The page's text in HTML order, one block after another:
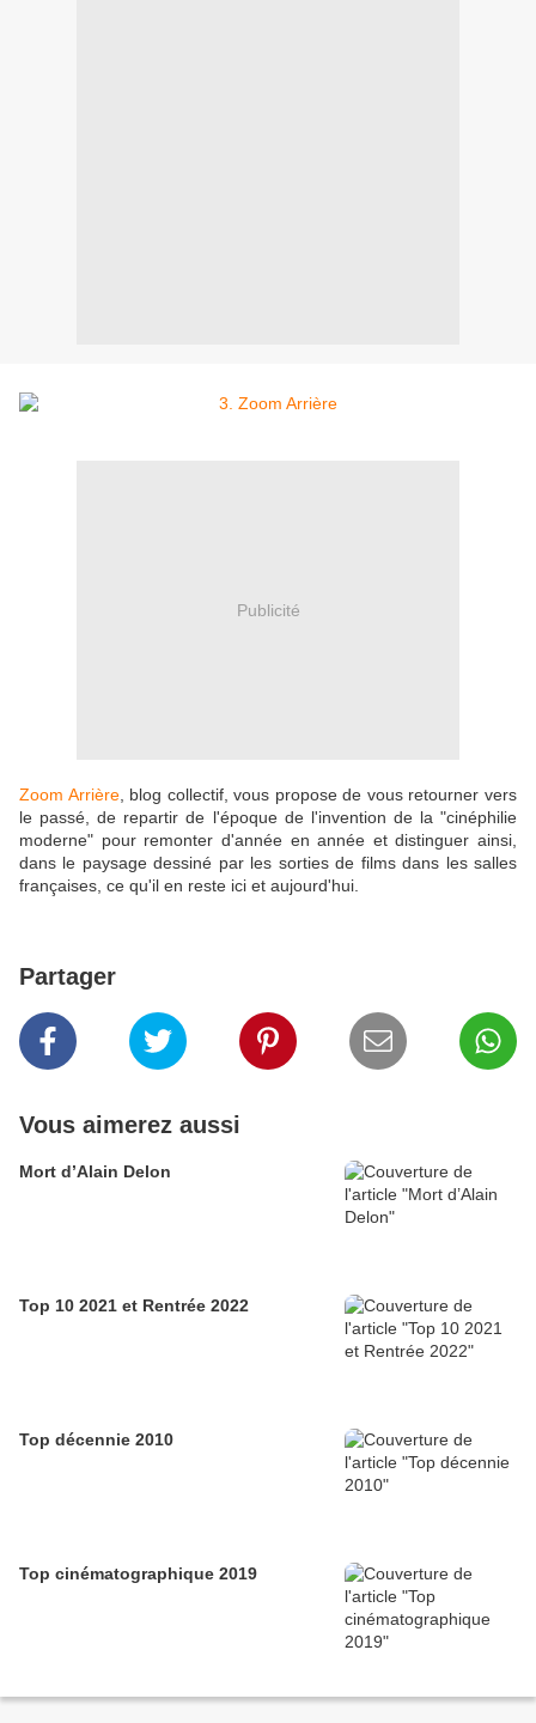
Publicité
Zoom Arrière, blog collectif, vous propose de vous retourner vers
le passé, de repartir de l'époque de l'invention de la "cinéphilie
moderne" pour remonter d'année en année et distinguer ainsi,
dans le paysage dessiné par les sorties de films dans les salles
françaises, ce qu'il en reste ici et aujourd'hui.
Partager
Vous aimerez aussi
Mort d’Alain Delon
Top 10 2021 et Rentrée 2022
Top décennie 2010
Top cinématographique 2019